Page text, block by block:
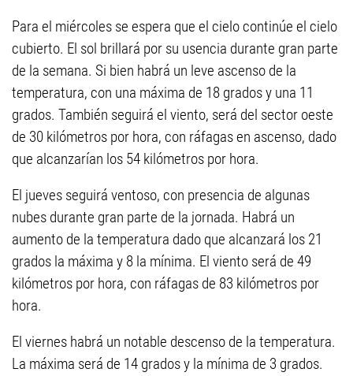
Para el miércoles se espera que el cielo continúe el cielo
cubierto. El sol brillará por su usencia durante gran parte
de la semana. Si bien habrá un leve ascenso de la
temperatura, con una máxima de 18 grados y una 11
grados. También seguirá el viento, será del sector oeste
de 30 kilómetros por hora, con ráfagas en ascenso, dado
que alcanzarían los 54 kilómetros por hora.
El jueves seguirá ventoso, con presencia de algunas
nubes durante gran parte de la jornada. Habrá un
aumento de la temperatura dado que alcanzará los 21
grados la máxima y 8 la mínima. El viento será de 49
kilómetros por hora, con ráfagas de 83 kilómetros por
hora.
El viernes habrá un notable descenso de la temperatura.
La máxima será de 14 grados y la mínima de 3 grados.